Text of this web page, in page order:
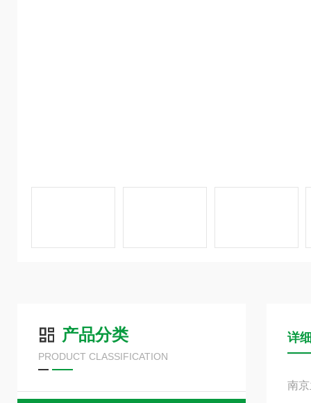
产品分类
PRODUCT CLASSIFICATION
详
南